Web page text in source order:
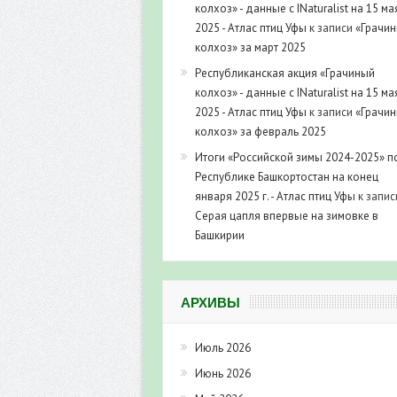
колхоз» - данные с INaturalist на 15
2025 - Атлас птиц Уфы к записи
колхоз» за март 2025
Республиканская акция «Грачиный
колхоз» - данные с INaturalist на 15
2025 - Атлас птиц Уфы к записи
колхоз» за февраль 2025
Итоги «Российской зимы 2024-2025»
Республике Башкортостан на конец
января 2025 г. - Атлас птиц Уфы к
Серая цапля впервые на зимовке в
Башкирии
АРХИВЫ
Июль 2026
Июнь 2026